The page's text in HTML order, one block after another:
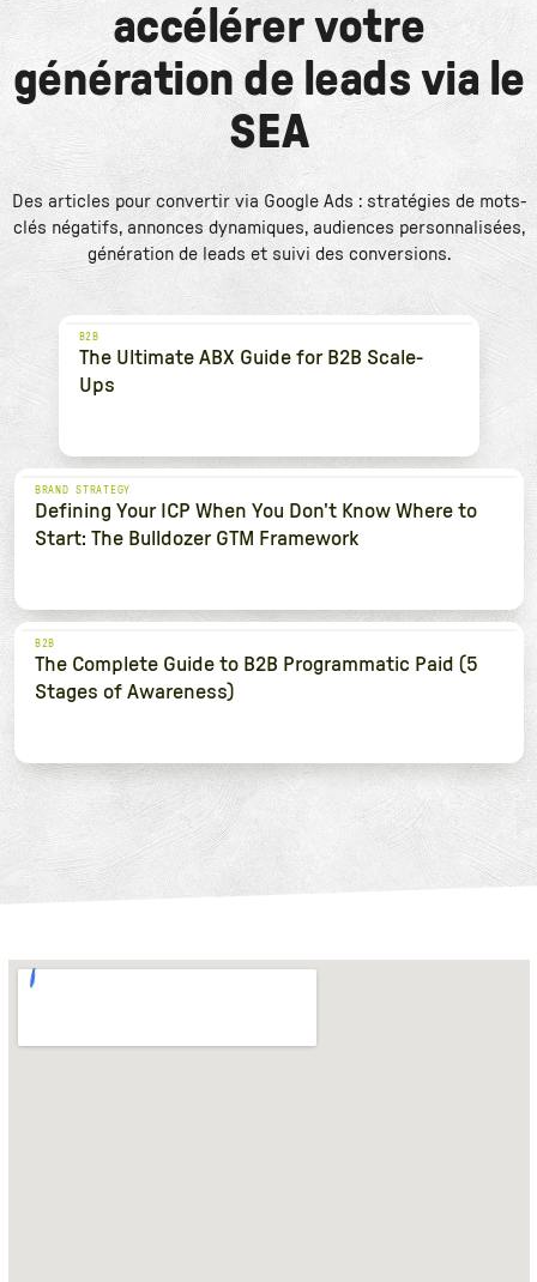
accélérer votre
génération de leads via le
SEA
Des articles pour convertir via Google Ads : stratégies de mots-
clés négatifs, annonces dynamiques, audiences personnalisées,
génération de leads et suivi des conversions.
B2B
The Ultimate ABX Guide for B2B Scale-
Ups
BRAND STRATEGY
Defining Your ICP When You Don't Know Where to
Start: The Bulldozer GTM Framework
B2B
The Complete Guide to B2B Programmatic Paid (5
Stages of Awareness)